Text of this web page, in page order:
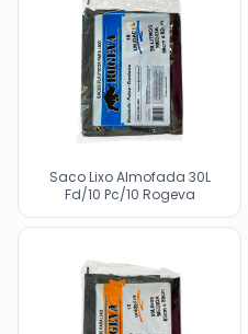
Saco Lixo Almofada 30L
Fd/10 Pc/10 Rogeva